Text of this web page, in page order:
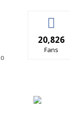
0
20,826
Fans